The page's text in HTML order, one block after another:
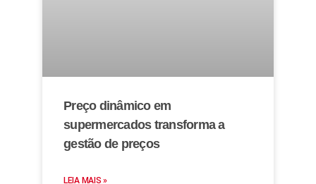
Preço dinâmico em
supermercados transforma a
gestão de preços
LEIA MAIS »